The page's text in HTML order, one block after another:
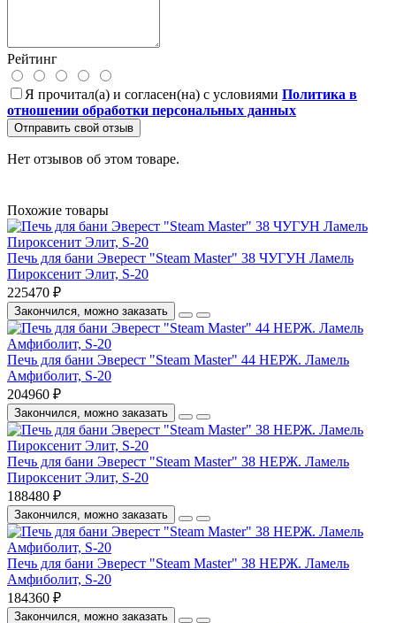
Рейтинг
Я прочитал(а) и согласен(на) с условиями Политика в
отношении обработки персональных данных
Отправить свой отзыв
Нет отзывов об этом товаре.
Похожие товары
Печь для бани Эверест "Steam Master" 38 ЧУГУН Ламель
Пироксенит Элит, S-20
225470 ₽
Закончился, можно заказать
Печь для бани Эверест "Steam Master" 44 НЕРЖ. Ламель
Амфиболит, S-20
204960 ₽
Закончился, можно заказать
Печь для бани Эверест "Steam Master" 38 НЕРЖ. Ламель
Пироксенит Элит, S-20
188480 ₽
Закончился, можно заказать
Печь для бани Эверест "Steam Master" 38 НЕРЖ. Ламель
Амфиболит, S-20
184360 ₽
Закончился, можно заказать